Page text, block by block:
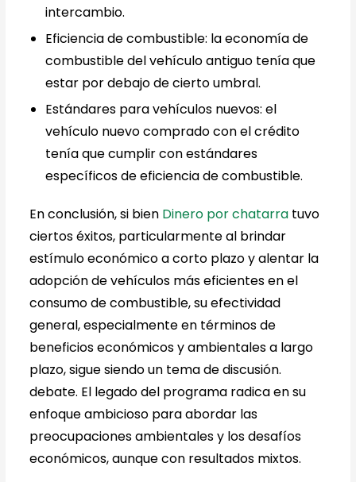
intercambio.
Eficiencia de combustible: la economía de
combustible del vehículo antiguo tenía que
estar por debajo de cierto umbral.
Estándares para vehículos nuevos: el
vehículo nuevo comprado con el crédito
tenía que cumplir con estándares
específicos de eficiencia de combustible.
En conclusión, si bien Dinero por chatarra tuvo
ciertos éxitos, particularmente al brindar
estímulo económico a corto plazo y alentar la
adopción de vehículos más eficientes en el
consumo de combustible, su efectividad
general, especialmente en términos de
beneficios económicos y ambientales a largo
plazo, sigue siendo un tema de discusión.
debate. El legado del programa radica en su
enfoque ambicioso para abordar las
preocupaciones ambientales y los desafíos
económicos, aunque con resultados mixtos.